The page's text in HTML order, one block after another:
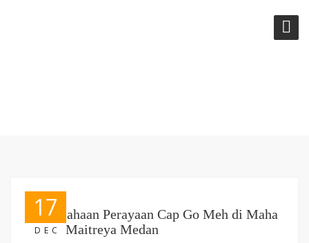
17
DEC
Kemeriahaan Perayaan Cap Go Meh di Maha
Vihara Maitreya Medan